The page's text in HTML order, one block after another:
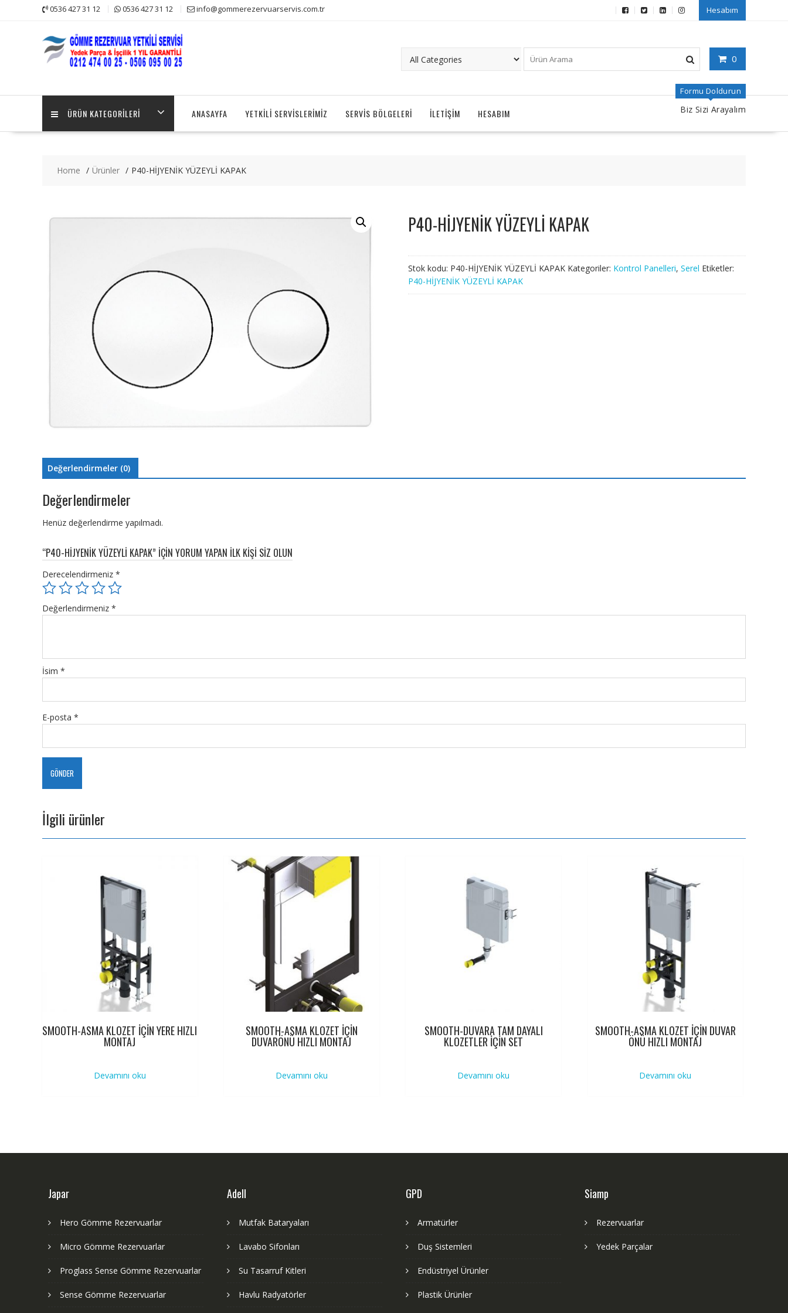
0536 427 31 12 0536 427 31 12 info@gommerezervuarservis.com.tr Hesabım
0
ÜRÜN KATEGORILERI ANASAYFA YETKILI SERVISLERIMIZ SERVIS BÖLGELERI İLETIŞIM HESABIM
Formu Doldurun
Biz Sizi Arayalım
Home Ürünler P40-HİJYENİK YÜZEYLİ KAPAK
P40-HİJYENİK YÜZEYLİ KAPAK
Stok kodu: P40-HİJYENİK YÜZEYLİ KAPAK Kategoriler: Kontrol Panelleri, Serel Etiketler:
P40-HİJYENİK YÜZEYLİ KAPAK
Değerlendirmeler (0)
Değerlendirmeler
Henüz değerlendirme yapılmadı.
“P40-HİJYENİK YÜZEYLİ KAPAK” IÇIN YORUM YAPAN ILK KIŞI SIZ OLUN
Derecelendirmeniz *
Değerlendirmeniz *
İsim *
E-posta *
İlgili ürünler
SMOOTH-ASMA KLOZET İÇİN YERE HIZLI
MONTAJ
Devamını oku
SMOOTH-ASMA KLOZET İÇİN
DUVARÖNÜ HIZLI MONTAJ
Devamını oku
SMOOTH-DUVARA TAM DAYALI
KLOZETLER İÇİN SET
Devamını oku
SMOOTH-ASMA KLOZET İÇİN DUVAR
ÖNÜ HIZLI MONTAJ
Devamını oku
Japar
Hero Gömme Rezervuarlar
Micro Gömme Rezervuarlar
Proglass Sense Gömme Rezervuarlar
Sense Gömme Rezervuarlar
Adell
Mutfak Bataryaları
Lavabo Sifonları
Su Tasarruf Kitleri
Havlu Radyatörler
GPD
Armatürler
Duş Sistemleri
Endüstriyel Ürünler
Plastik Ürünler
Siamp
Rezervuarlar
Yedek Parçalar